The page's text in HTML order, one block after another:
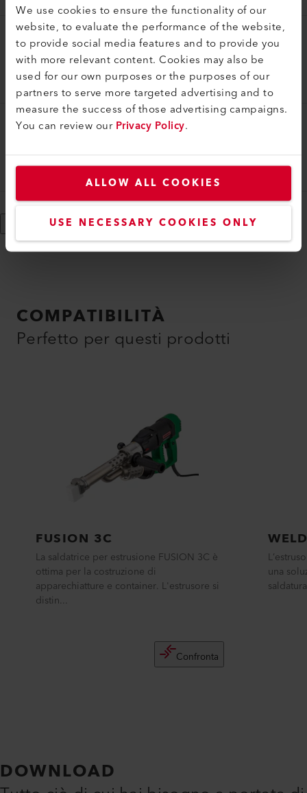
We use cookies to ensure the functionality of our
website, to evaluate the performance of the website,
to provide social media features and to provide you
with more relevant content. Cookies may also be
used for our own purposes or the purposes of our
partners to serve more targeted advertising and to
measure the success of those advertising campaigns.
You can review ourPrivacy Policy.
ALLOW ALL COOKIES
USE NECESSARY COOKIES ONLY
Pattino di saldatura
Pattino di saldatura V8/10 IA
145.915
Pattino di saldatura
Mostra di più
COMPATIBILITÀ
Perfetto per questi prodotti
FUSION 3C
La saldatrice per estrusione FUSION 3C è
ottima per la costruzione di
apparechiatture e container. L'estrusore si
distin...
Confronta
una
DOWNLOAD